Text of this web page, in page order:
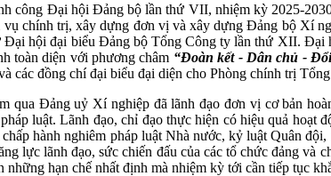
công Đại hội Đảng bộ lần thứ VII, nhiệm kỳ 2025-
chính trị, xây dựng đơn vị và xây dựng Đảng bộ Xí
hội đại biểu Đảng bộ Tổng Công ty lần thứ XII. Đại
toàn diện với phương châm “Đoàn kết - Dân chủ -
đồng chí đại biểu đại diện cho Phòng chính trị
Đảng uỷ Xí nghiệp đã lãnh đạo đơn vị cơ bản
luật. Lãnh đạo, chỉ đạo thực hiện có hiệu quả
hành nghiêm pháp luật Nhà nước, kỷ luật Quân
lực lãnh đạo, sức chiến đấu của các tổ chức đảng và
hạn chế nhất định mà nhiệm kỳ tới cần tiếp tục